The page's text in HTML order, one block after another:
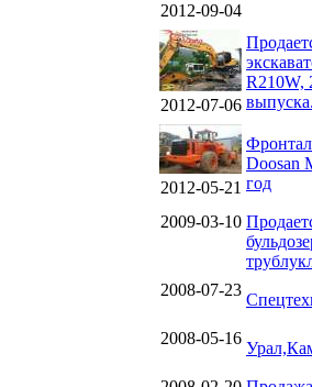
2012-09-04
2012-07-06
R210W,
выпуска.
2012-05-21
Doosan
год
2009-03-10
2008-07-23
2008-05-16